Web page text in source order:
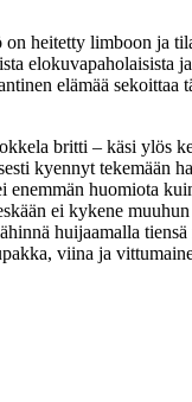
on heitetty limboon ja
elokuvapaholaisista
elämää sekoittaa
britti – käsi ylös
kyennyt tekemään
enemmän huomiota
ei kykene
huijaamalla
viina ja